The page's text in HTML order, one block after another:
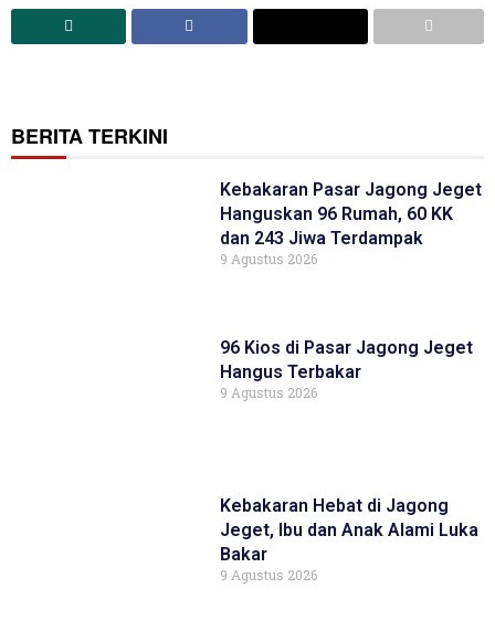
BERITA TERKINI
Kebakaran Pasar Jagong Jeget
Hanguskan 96 Rumah, 60 KK
dan 243 Jiwa Terdampak
9 Agustus 2026
96 Kios di Pasar Jagong Jeget
Hangus Terbakar
9 Agustus 2026
Kebakaran Hebat di Jagong
Jeget, Ibu dan Anak Alami Luka
Bakar
9 Agustus 2026